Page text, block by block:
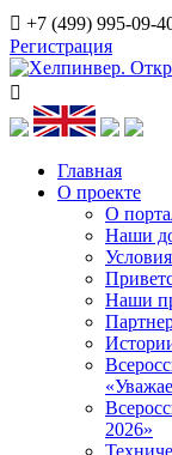
+7 (499) 995-09-
Регистрация
Главная
О проекте
О
Наши
Наши
2026»